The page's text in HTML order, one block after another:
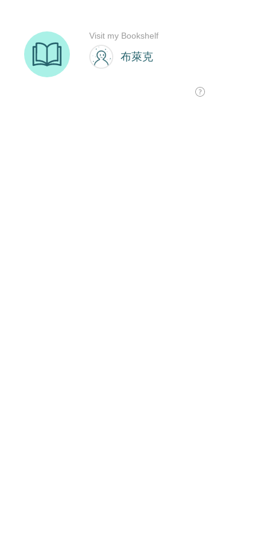
布萊克
Visit my Bookshelf